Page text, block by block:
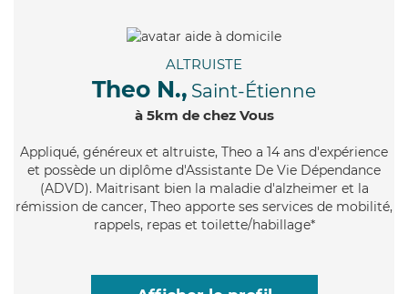
ALTRUISTE
Theo N., Saint-Étienne
à 5km de chez Vous
Appliqué, généreux et altruiste, Theo a 14 ans d'expérience
et possède un diplôme d'Assistante De Vie Dépendance
(ADVD). Maitrisant bien la maladie d'alzheimer et la
rémission de cancer, Theo apporte ses services de mobilité,
rappels, repas et toilette/habillage*